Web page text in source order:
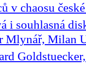
v chaosu
i souhlasná
Milan